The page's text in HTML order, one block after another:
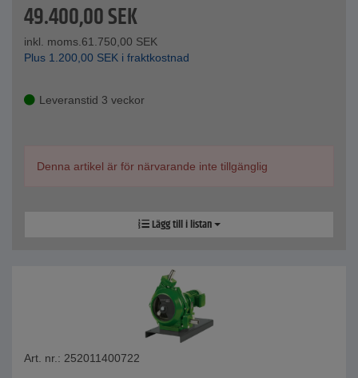
49.400,00SEK
inkl. moms.61.750,00 SEK
Plus 1.200,00 SEK i fraktkostnad
Leveranstid 3 veckor
Denna artikel är för närvarande inte tillgänglig
Lägg till i listan
Art. nr.: 252011400722